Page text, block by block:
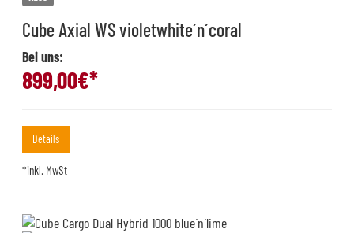
Cube Axial WS violetwhite´n´coral
Bei uns:
899,00€*
Details
*inkl. MwSt